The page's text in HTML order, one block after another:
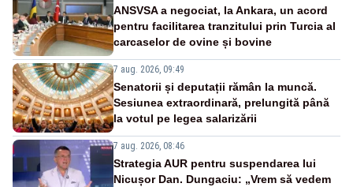
ANSVSA a negociat, la Ankara, un acord
pentru facilitarea tranzitului prin Turcia al
carcaselor de ovine și bovine
7 aug. 2026, 09:49
Senatorii și deputații rămân la muncă.
Sesiunea extraordinară, prelungită până
la votul pe legea salarizării
7 aug. 2026, 08:46
Strategia AUR pentru suspendarea lui
Nicușor Dan. Dungaciu: „Vrem să vedem